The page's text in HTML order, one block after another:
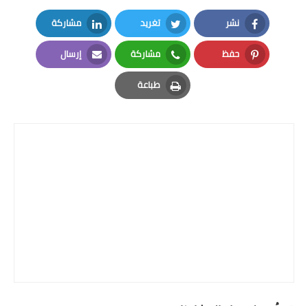
نشر
Facebook
تغريد
Twitter
مشاركة
LinkedIn
حفظ
Pinterest
مشاركة
Whatsapp
إرسال
Email
طباعة
Print